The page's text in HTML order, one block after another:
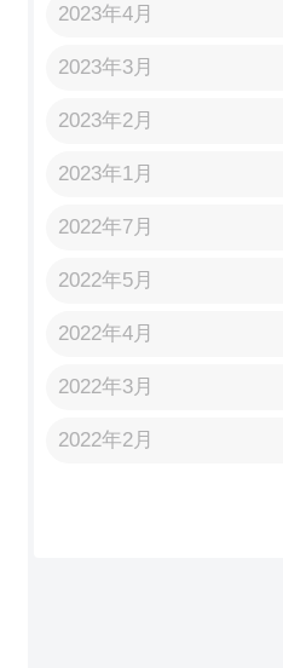
2023年4月
2023年3月
2023年2月
2023年1月
2022年7月
2022年5月
2022年4月
2022年3月
2022年2月